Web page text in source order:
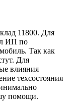
11800. Для
ИП по
Так как
Для
влияния
техсостояния
помощи.